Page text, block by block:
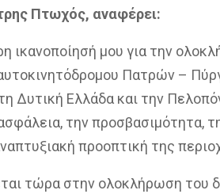
Πτωχός, αναφέρει:
ικανοποίησή μου για την
Πατρών –
Δυτική Ελλάδα και την
την προσβασιμότητα,
προοπτική της
τώρα στην ολοκλήρωση του